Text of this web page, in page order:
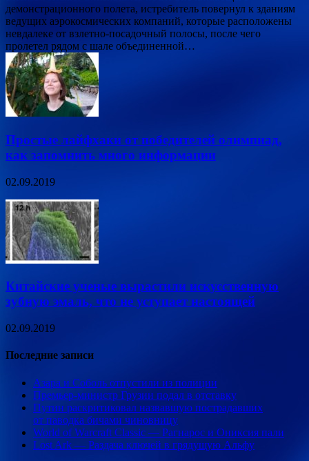
демонстрационного полета, истребитель повернул к зданиям
ведущих аэрокосмических компаний, которые расположены
невдалеке от взлетно-посадочный полосы, после чего
пролетел рядом с шале объединенной…
Простые лайфхаки от победителей олимпиад,
как запомнить много информации
02.09.2019
Китайские ученые вырастили искусственную
зубную эмаль, что не уступает настоящей
02.09.2019
Последние записи
Азара и Соболь отпустили из полиции
Премьер-министр Грузии подал в отставку
Путин раскритиковал назвавшую пострадавших
от паводка бичами чиновницу
World of Warcraft Classic — Рагнарос и Ониксия пали
Lost Ark — Раздача ключей в грядущую Альфу